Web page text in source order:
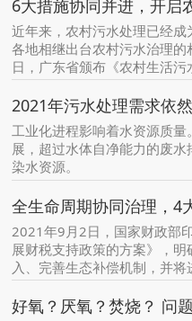
近年来，农村污水处理已经
各地相继出台农村污水治理
日，广东省颁布《农村生活
13日，江苏省印发《农村生
准》。
工业化进程影响着水资源质
展，超过水体自净能力的废
染水资源。
2021年9月2日，国家财政部
展财税支持政策的方案》，
入、完善生态补偿机制，并
投入、推动生态环境保护修
带等工作。